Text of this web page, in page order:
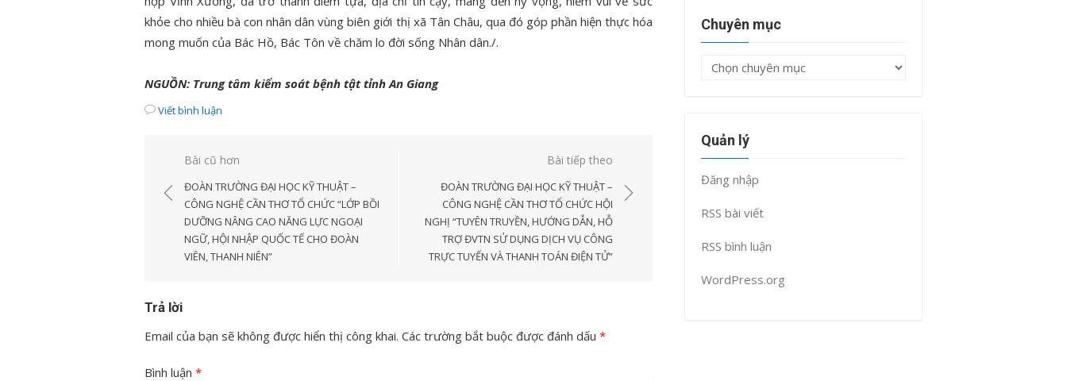
khỏe cho nhiều bà con nhân dân vùng biên giới thị xã Tân Châu, qua đó góp phần hiện thực hóa
mong muốn của Bác Hồ, Bác Tôn về chăm lo đời sống Nhân dân./.
NGUỒN: Trung tâm kiểm soát bệnh tật tỉnh An Giang
Viết bình luận
Điều
hướng
bài
viết
Bài cũ hơn
ĐOÀN TRƯỜNG ĐẠI HỌC KỸ THUẬT –
CÔNG NGHỆ CẦN THƠ TỔ CHỨC “LỚP BỒI
DƯỠNG NÂNG CAO NĂNG LỰC NGOẠI
NGỮ, HỘI NHẬP QUỐC TẾ CHO ĐOÀN
VIÊN, THANH NIÊN”
Bài tiếp theo
ĐOÀN TRƯỜNG ĐẠI HỌC KỸ THUẬT –
CÔNG NGHỆ CẦN THƠ TỔ CHỨC HỘI
NGHỊ “TUYÊN TRUYỀN, HƯỚNG DẪN, HỖ
TRỢ ĐVTN SỬ DỤNG DỊCH VỤ CÔNG
TRỰC TUYẾN VÀ THANH TOÁN ĐIỆN TỬ”
Trả lời
Email của bạn sẽ không được hiển thị công khai. Các trường bắt buộc được đánh dấu *
Bình luận *
Chuyên mục
Chuyên
Quản lý
Đăng nhập
RSS bài viết
RSS bình luận
WordPress.org